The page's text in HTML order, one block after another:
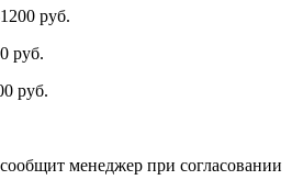
руб.
руб.
руб.
менеджер при согласовании